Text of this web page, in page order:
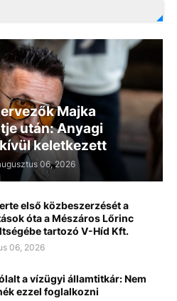
Majka
után: Anyagi
keletkezett
06, 2026
első közbeszerzését a
óta a Mészáros Lőrinc
tartozó V-Híd Kft.
06, 2026
a vízügyi államtitkár: Nem
ezzel foglalkozni